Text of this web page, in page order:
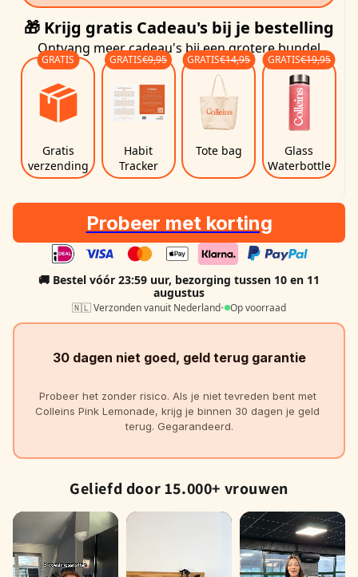
🎁 Krijg gratis Cadeau's bij je bestelling
Ontvang meer cadeau's bij een grotere bundel
Gratis
verzending
GRATIS
Habit
Tracker
GRATIS€9,95
Tote bag
GRATIS€14,95
Glass
Waterbottle
GRATIS€19,95
Probeer met korting
🚚 Bestel vóór 23:59 uur, bezorging tussen 10 en 11
augustus
🇳🇱 Verzonden vanuit Nederland• Op voorraad
30 dagen niet goed, geld terug garantie
Probeer het zonder risico. Als je niet tevreden bent met
Colleins Pink Lemonade, krijg je binnen 30 dagen je geld
terug. Gegarandeerd.
Geliefd door 15.000+ vrouwen